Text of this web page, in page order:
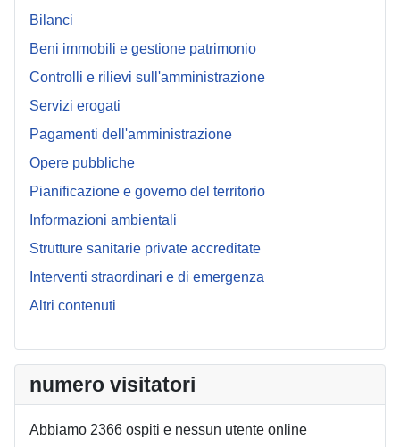
Bilanci
Beni immobili e gestione patrimonio
Controlli e rilievi sull'amministrazione
Servizi erogati
Pagamenti dell'amministrazione
Opere pubbliche
Pianificazione e governo del territorio
Informazioni ambientali
Strutture sanitarie private accreditate
Interventi straordinari e di emergenza
Altri contenuti
numero visitatori
Abbiamo 2366 ospiti e nessun utente online